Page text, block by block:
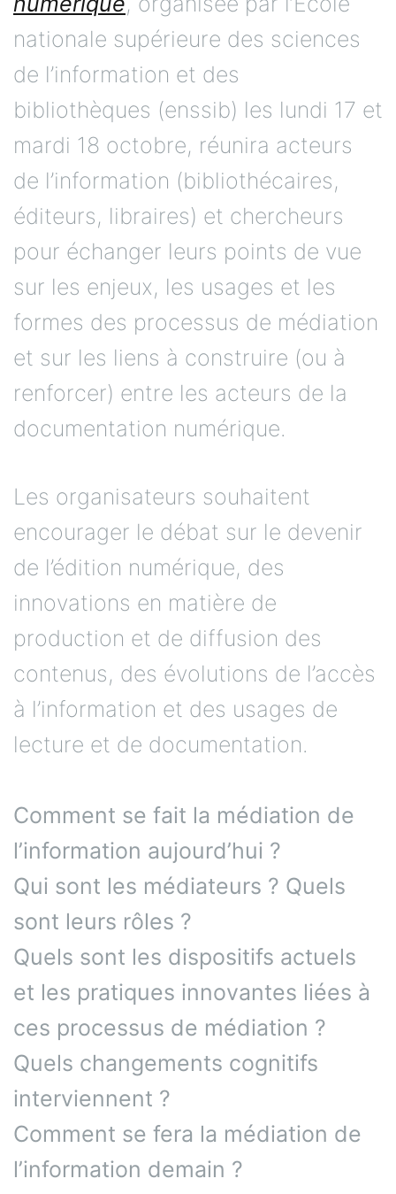
nationale supérieure des sciences
de l’information et des
bibliothèques (enssib) les lundi 17 et
mardi 18 octobre, réunira acteurs
de l’information (bibliothécaires,
éditeurs, libraires) et chercheurs
pour échanger leurs points de vue
sur les enjeux, les usages et les
formes des processus de médiation
et sur les liens à construire (ou à
renforcer) entre les acteurs de la
documentation numérique.
Les organisateurs souhaitent
encourager le débat sur le devenir
de l’édition numérique, des
innovations en matière de
production et de diffusion des
contenus, des évolutions de l’accès
à l’information et des usages de
lecture et de documentation.
Comment se fait la médiation de
l’information aujourd’hui ?
Qui sont les médiateurs ? Quels
sont leurs rôles ?
Quels sont les dispositifs actuels
et les pratiques innovantes liées à
ces processus de médiation ?
Quels changements cognitifs
interviennent ?
Comment se fera la médiation de
l’information demain ?